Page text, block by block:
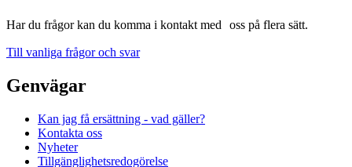
Har du frågor kan du komma i kontakt med oss på flera sätt.
Till vanliga frågor och svar
Genvägar
Kan jag få ersättning - vad gäller?
Kontakta oss
Nyheter
Tillgänglighetsredogörelse